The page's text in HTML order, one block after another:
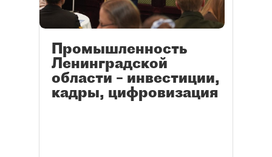
Промышленность
Ленинградской
области – инвестиции,
кадры, цифровизация